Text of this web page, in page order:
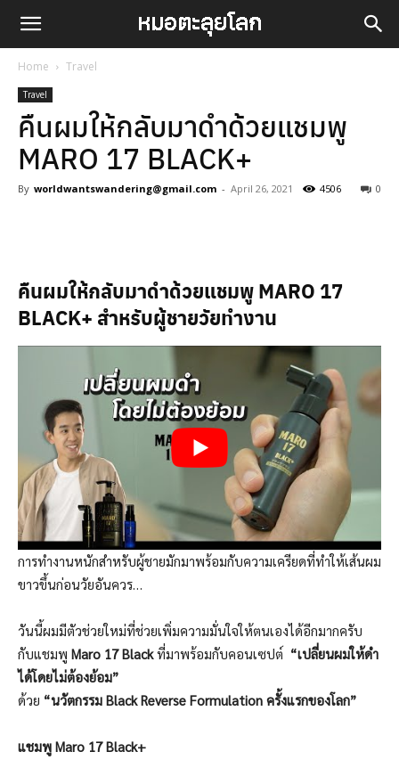
Home Travel
Travel
คืนผมให้กลับมาดำด้วยแชมพู
MARO 17 BLACK+
By worldwantswandering@gmail.com - April 26, 2021 0
4506
คืนผมให้กลับมาดำด้วยแชมพู MARO 17
BLACK+ สำหรับผู้ชายวัยทำงาน
การทำงานหนักสำหรับผู้ชายมักมาพร้อมกับความเครียดที่ทำให้เส้นผม
ขาวขึ้นก่อนวัยอันควร…
วันนี้ผมมีตัวช่วยใหม่ที่ช่วยเพิ่มความมั่นใจให้ตนเองได้อีกมากครับ
กับแชมพู Maro 17 Blackที่มาพร้อมกับคอนเซปต์ “เปลี่ยนผมให้ดำ
ได้โดยไม่ต้องย้อม”
ด้วย “นวัตกรรม Black Reverse Formulation ครั้งแรกของโลก”
แชมพู Maro 17 Black+